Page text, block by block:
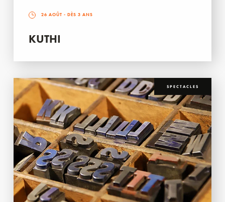
26 AOÛT - DÈS 3 ANS
KUTHI
SPECTACLES